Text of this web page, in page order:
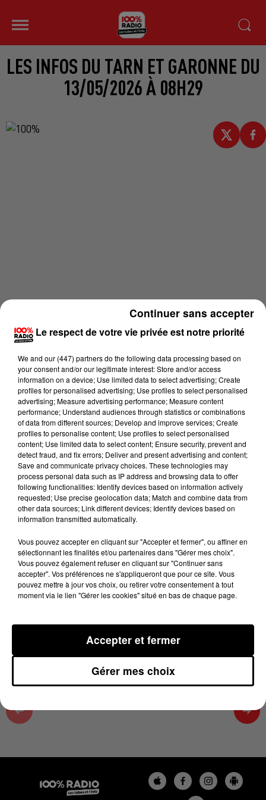
LES INFOS DU TARN ET GARONNE DU
13/05/2026 À 08H29
Lecture (4 min 23 sec)
100%
Les infos du Tarn et Garonne du 13/05/2026 à
13 mai 2026 - 4 min 23 sec
LES INFOS DU TARN ET GARONNE DU
13/05/2026 À 08H29
Podcasts infos du Tarn et Garonne
Le respect de votre vie privée est notre priorité
We and our (447) partnersdo the following data processing based on
your consent and/or our legitimate interest: Store and/or access
information on a device; Use limited data to select advertising; Create
profiles for personalised advertising; Use profiles to select personalised
advertising; Measure advertising performance; Measure content
performance; Understand audiences through statistics or combinations
of data from different sources; Develop and improve services; Create
profiles to personalise content; Use profiles to select personalised
content; Use limited data to select content; Ensure security, prevent and
detect fraud, and fix errors; Deliver and present advertising and content;
Save and communicate privacy choices. These technologies may
process personal data such as IP address and browsing data to offer
following functionalities: Identify devices based on information actively
requested; Use precise geolocation data; Match and combine data from
other data sources; Link different devices; Identify devices based on
information transmitted automatically.
Vous pouvez accepter en cliquant sur "Accepter et fermer", ou affiner en
sélectionnant les finalités et/ou partenaires dans "Gérer mes choix".
Vous pouvez également refuser en cliquant sur "Continuer sans
accepter". Vos préférences ne s'appliqueront que pour ce site. Vous
pouvez mettre à jour vos choix, ou retirer votre consentement à tout
moment via le lien "Gérer les cookies" situé en bas de chaque page.
Gérer mes choix
Accepter et fermer
Continuer sans accepter